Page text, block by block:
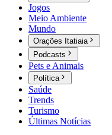
Jogos
Meio Ambiente
Mundo
Orações Itatiaia
Podcasts
Pets e Animais
Política
Saúde
Trends
Turismo
Últimas Notícias